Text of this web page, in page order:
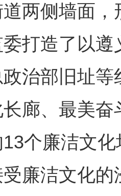
两侧墙面
打造了以
治部旧址
廊、最美
个廉洁文
廉洁文化的